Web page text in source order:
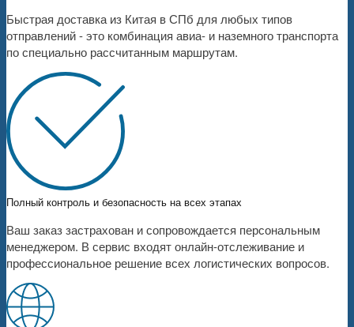
Быстрая доставка из Китая в СПб для любых типов
отправлений - это комбинация авиа- и наземного транспорта
по специально рассчитанным маршрутам.
Полный контроль и безопасность на всех этапах
Ваш заказ застрахован и сопровождается персональным
менеджером. В сервис входят онлайн-отслеживание и
профессиональное решение всех логистических вопросов.